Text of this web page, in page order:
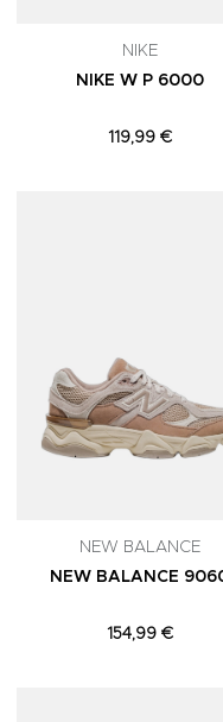
NIKE
NIKE W P 6000
119,99 €
NEW BALANCE
NEW BALANCE
154,99 €